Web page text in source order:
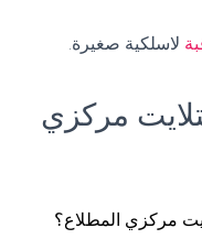
لاسلكية صغيرة.
مركزي
مركزي المطلاع؟